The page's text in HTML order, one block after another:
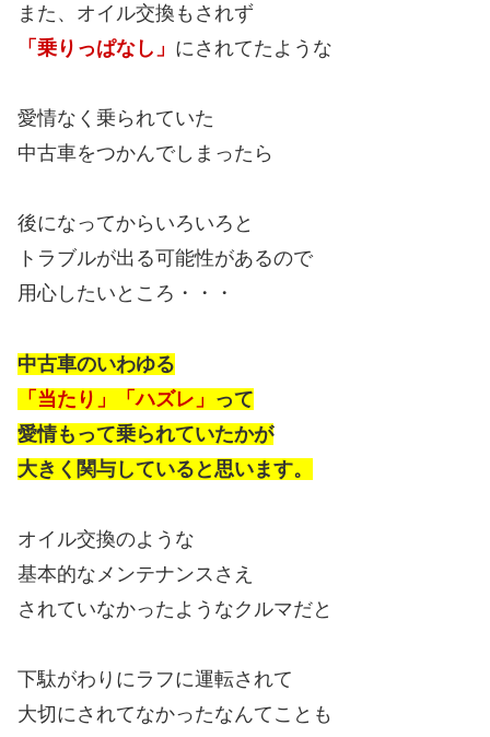
また、オイル交換もされず
「乗りっぱなし」 にされてたような
愛情なく乗られていた
中古車をつかんでしまったら
後になってからいろいろと
トラブルが出る可能性があるので
用心したいところ・・・
中古車のいわゆる
「当たり」「ハズレ」 って
愛情もって乗られていたかが
大きく関与していると思います。
オイル交換のような
基本的なメンテナンスさえ
されていなかったようなクルマだと
下駄がわりにラフに運転されて
大切にされてなかったなんてことも